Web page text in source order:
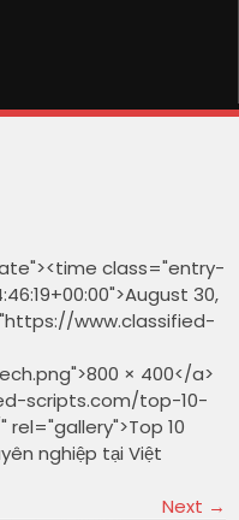
class="entry-
30,
www.classified-
× 400</a>
scripts.com/top-10-
10
nghiệp tại Việt
Next →